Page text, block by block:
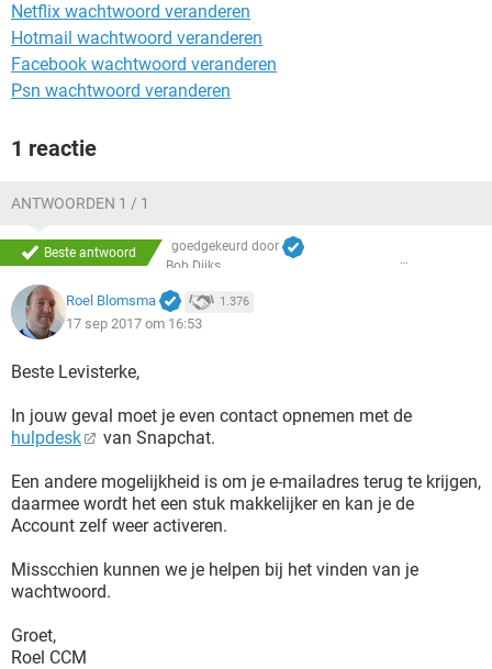
Netflix wachtwoord veranderen
Hotmail wachtwoord veranderen
Facebook wachtwoord veranderen
Psn wachtwoord veranderen
1 reactie
ANTWOORDEN 1 / 1
Beste antwoord
goedgekeurd door
Bob Dijks
Roel Blomsma 1.376
17 sep 2017 om 16:53
Beste Levisterke,
In jouw geval moet je even contact opnemen met de
hulpdesk
van Snapchat.
Een andere mogelijkheid is om je e-mailadres terug te krijgen,
daarmee wordt het een stuk makkelijker en kan je de
Account zelf weer activeren.
Misscchien kunnen we je helpen bij het vinden van je
wachtwoord.
Groet,
Roel CCM